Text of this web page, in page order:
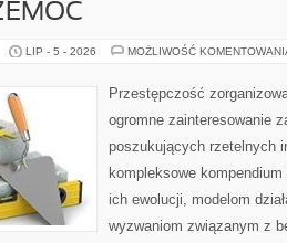
LIP - 5 - 2026 MOŻLIWOŚĆ
Przestępczość
ogromne zainteresowanie
poszukujących rzetelnych
kompleksowe
ich ewolucji, modelom
wyzwaniom związanym z